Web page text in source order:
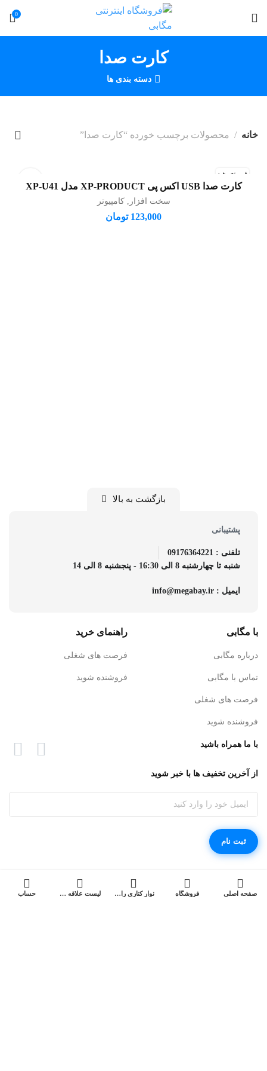
0
کارت صدا
دسته بندی ها
خانه محصولات برچسب خورده “کارت صدا”
فروخته شد
اطلاعات بیشتر کارت صدا USB اکس پی XP-PRODUCT مدل XP-U41
سخت افزار ,کامپیوتر
123,000 تومان
بازگشت به بالا
پشتیبانی
تلفنی : 09176364221
شنبه تا چهارشنبه 8 الی 16:30 - پنجشنبه 8 الی 14
ایمیل : info@megabay.ir
با مگابی
درباره مگابی
تماس با مگابی
فرصت های شغلی
فروشنده شوید
راهنمای خرید
فرصت های شغلی
فروشنده شوید
با ما همراه باشید
از آخرین تخفیف ها با خبر شوید
صفحه اصلی فروشگاه نوار کناری را باز کنید لیست علاقه مندی ها حساب